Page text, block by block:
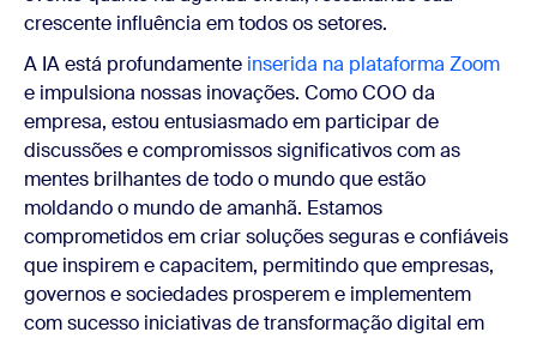
crescente influência em todos os setores.
A IA está profundamente inserida na plataforma Zoom
e impulsiona nossas inovações. Como COO da
empresa, estou entusiasmado em participar de
discussões e compromissos significativos com as
mentes brilhantes de todo o mundo que estão
moldando o mundo de amanhã. Estamos
comprometidos em criar soluções seguras e confiáveis
que inspirem e capacitem, permitindo que empresas,
governos e sociedades prosperem e implementem
com sucesso iniciativas de transformação digital em